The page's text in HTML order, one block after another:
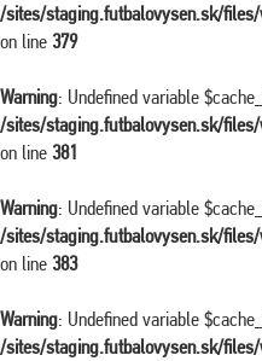
/sites/staging.futbalovysen.sk/
on line 379
Warning: Undefined variable
/sites/staging.futbalovysen.sk/
on line 381
Warning: Undefined variable
/sites/staging.futbalovysen.sk/
on line 383
Warning: Undefined variable
/sites/staging.futbalovysen.sk/